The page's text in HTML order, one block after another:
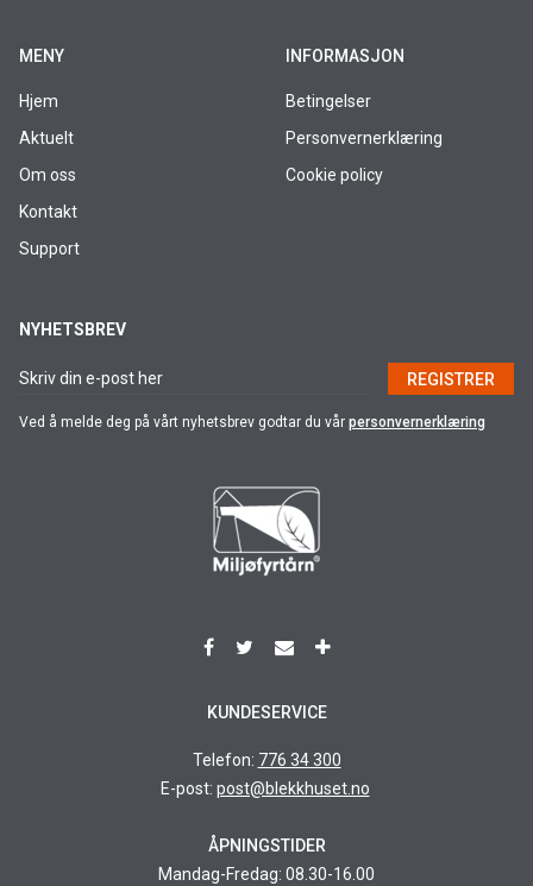
MENY
Hjem
Aktuelt
Om oss
Kontakt
Support
INFORMASJON
Betingelser
Personvernerklæring
Cookie policy
NYHETSBREV
REGISTRER
Ved å melde deg på vårt nyhetsbrev godtar du vår personvernerklæring
KUNDESERVICE
Telefon: 776 34 300
E-post: post@blekkhuset.no
ÅPNINGSTIDER
Mandag-Fredag: 08.30-16.00